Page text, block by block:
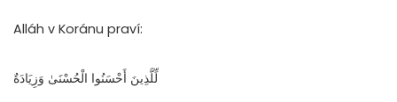
Alláh v Koránu praví:
لِّلَّذِينَ أَحْسَنُوا الْحُسْنَىٰ وَزِيَادَةٌ